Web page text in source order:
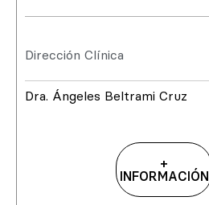
Dirección Clínica
Dra. Ángeles Beltrami Cruz
+
INFORMACIÓN